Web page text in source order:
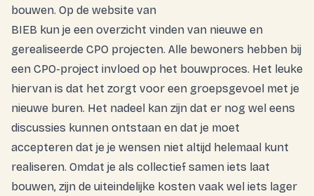
bouwen. Op de website van
BIEB kun je een overzicht vinden van nieuwe en
gerealiseerde CPO projecten. Alle bewoners hebben bij
een CPO-project invloed op het bouwproces. Het leuke
hiervan is dat het zorgt voor een groepsgevoel met je
nieuwe buren. Het nadeel kan zijn dat er nog wel eens
discussies kunnen ontstaan en dat je moet
accepteren dat je je wensen niet altijd helemaal kunt
realiseren. Omdat je als collectief samen iets laat
bouwen, zijn de uiteindelijke kosten vaak wel iets lager